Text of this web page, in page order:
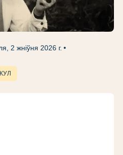
2 жніўня 2026 г.